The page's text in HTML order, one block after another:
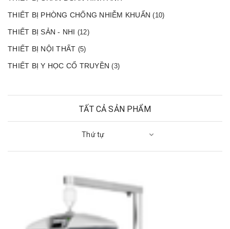
THIẾT BỊ PHÒNG CHỐNG NHIỄM KHUẨN(10)
THIẾT BỊ SẢN - NHI (12)
THIẾT BỊ NỘI THẤT (5)
THIẾT BỊ Y HỌC CỔ TRUYỀN(3)
TẤT CẢ SẢN PHẨM
Thứ tự